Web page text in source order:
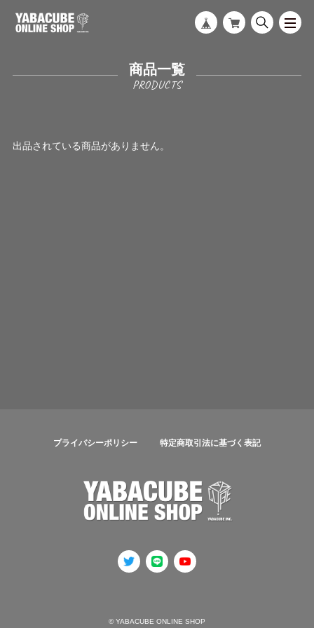
商品一覧
出品されている商品がありません。
プライバシーポリシー 特定商取引法に基づく表記
© YABACUBE ONLINE SHOP